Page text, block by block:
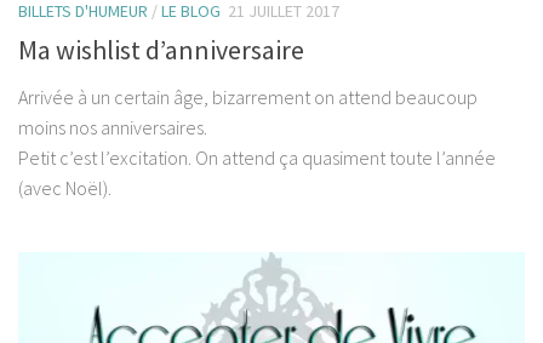
BILLETS D'HUMEUR /LE BLOG 21 JUILLET 2017
Ma wishlist d’anniversaire
Arrivée à un certain âge, bizarrement on attend beaucoup
moins nos anniversaires.
Petit c’est l’excitation. On attend ça quasiment toute l’année
(avec Noël).